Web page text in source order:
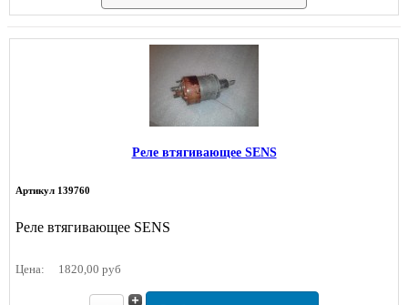
Реле втягивающее SENS
Артикул 139760
Реле втягивающее SENS
Цена: 1820,00 руб